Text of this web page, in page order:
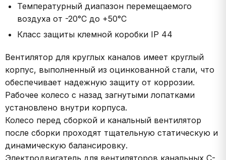
Температурный диапазон перемещаемого
воздуха от -20°С до +50°С
Класс защиты клемной коробки IP 44
Вентилятор для круглых каналов имеет круглый
корпус, выполненный из оцинкованной стали, что
обеспечивает надежную защиту от коррозии.
Рабочее колесо с назад загнутыми лопатками
установлено внутри корпуса.
Колесо перед сборкой и канальный вентилятор
после сборки проходят тщательную статическую и
динамическую балансировку.
Электродвигатель для вентиляторов канальных C-